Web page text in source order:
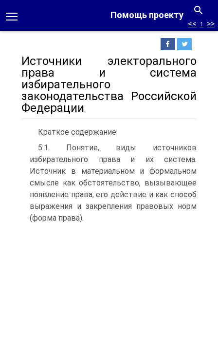
Помощь проекту
<< ↑ >>
Источники электорального
права и система
избирательного
законодательства Российской
Федерации
Краткое содержание
5.1. Понятие, виды источников
избирательного права и их система.
Источник в материальном и формальном
смысле как обстоятельство, вызывающее
появление права, его действие и как способ
выражения и закрепления правовых норм
(форма права).